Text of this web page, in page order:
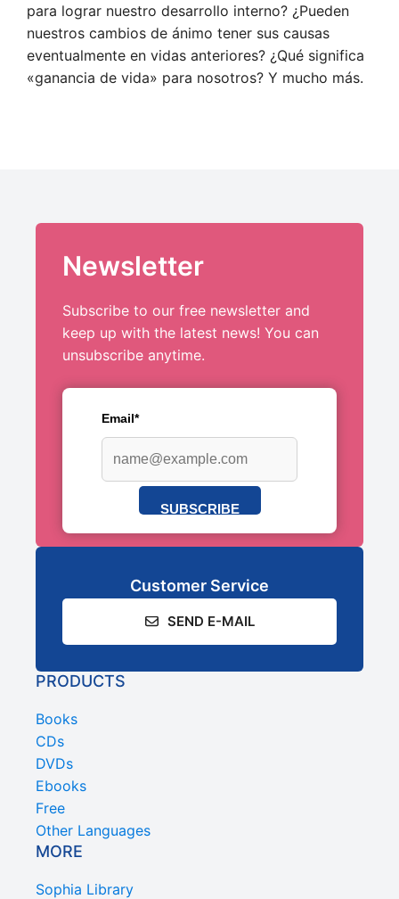
para lograr nuestro desarrollo interno? ¿Pueden
nuestros cambios de ánimo tener sus causas
eventualmente en vidas anteriores? ¿Qué significa
«ganancia de vida» para nosotros? Y mucho más.
Newsletter
Subscribe to our free newsletter and
keep up with the latest news! You can
unsubscribe anytime.
Email*
SUBSCRIBE
Customer Service
SEND E-MAIL
PRODUCTS
Books
CDs
DVDs
Ebooks
Free
Other Languages
MORE
Sophia Library